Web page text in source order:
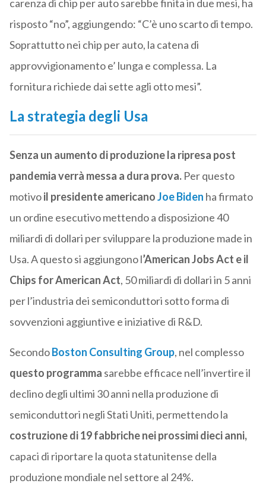
carenza di chip per auto sarebbe finita in due mesi, ha
risposto “no”, aggiungendo: “C’è uno scarto di tempo.
Soprattutto nei chip per auto, la catena di
approvvigionamento e’ lunga e complessa. La
fornitura richiede dai sette agli otto mesi”.
La strategia degli Usa
Senza un aumento di produzione la ripresa post
pandemia verrà messa a dura prova.Per questo
motivoil presidente americanoJoe Biden ha firmato
un ordine esecutivo mettendo a disposizione 40
miliardi di dollari per sviluppare la produzione made in
Usa. A questo si aggiungono l’American Jobs Act e il
Chips for American Act, 50 miliardi di dollari in 5 anni
per l’industria dei semiconduttori sotto forma di
sovvenzioni aggiuntive e iniziative di R&D.
SecondoBoston Consulting Group, nel complesso
questo programma sarebbe efficace nell’invertire il
declino degli ultimi 30 anni nella produzione di
semiconduttori negli Stati Uniti, permettendo la
costruzione di 19 fabbriche nei prossimi dieci anni,
capaci di riportare la quota statunitense della
produzione mondiale nel settore al 24%.